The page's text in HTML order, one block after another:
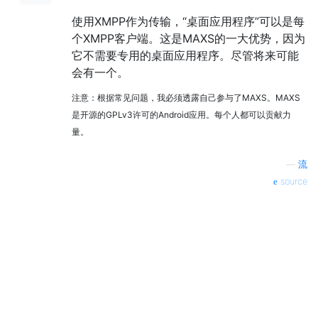
使用XMPP作为传输，“桌面应用程序”可以是每
个XMPP客户端。这是MAXS的一大优势，因为
它不需要专用的桌面应用程序。尽管将来可能
会有一个。
注意：根据常见问题，我必须透露自己参与了MAXS。MAXS
是开源的GPLv3许可的Android应用。每个人都可以贡献力
量。
流
source